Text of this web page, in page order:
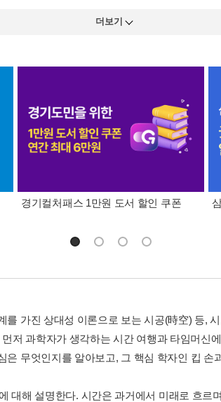
더보기
경기컬처패스 1만원 도서 할인 쿠폰
를 가진 상대성 이론으로 보는 시공(時空) 등,
저 과학자가 생각하는 시간 여행과 타임머신
은 무엇인지를 알아보고, 그 핵심 학자인 킵 손
대해 설명한다. 시간은 과거에서 미래로 흐르